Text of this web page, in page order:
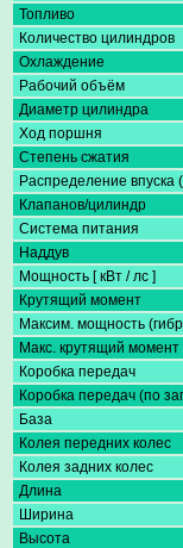
Топливо
Количество цилиндров
Охлаждение
Рабочий объём
Диаметр цилиндра
Ход поршня
Степень сжатия
Распределение впуска
Клапанов/цилиндр
Система питания
Наддув
Мощность [ кВт / лс ]
Крутящий момент
Максим. мощность
Макс. крутящий момент
Коробка передач
Коробка передач (по
База
Колея передних колес
Колея задних колес
Длина
Ширина
Высота